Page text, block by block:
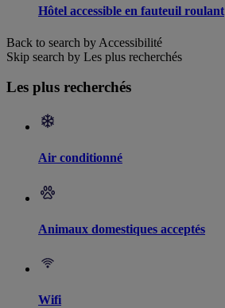
Hôtel accessible en fauteuil roulant
Back to search by Accessibilité
Skip search by Les plus recherchés
Les plus recherchés
Air conditionné
Animaux domestiques acceptés
Wifi